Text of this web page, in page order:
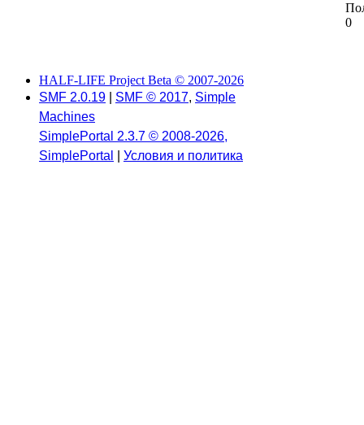
0
HALF-LIFE Project Beta © 2007-2026
SMF 2.0.19
SMF © 2017, Simple
Machines
SimplePortal 2.3.7 © 2008-2026,
SimplePortal
Условия и политика